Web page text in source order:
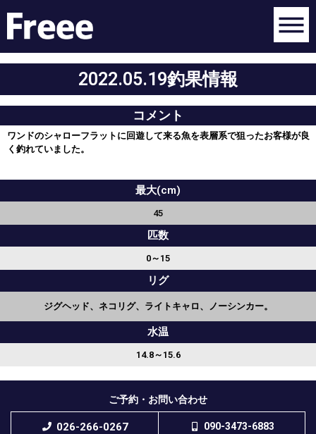
2022.05.19釣果情報
コメント
ワンドのシャローフラットに回遊して来る魚を表層系で狙ったお客様が良
く釣れていました。
最大(cm)
45
匹数
0～15
リグ
ジグヘッド、ネコリグ、ライトキャロ、ノーシンカー。
水温
14.8～15.6
ご予約・お問い合わせ
026-266-0267 090-3473-6883